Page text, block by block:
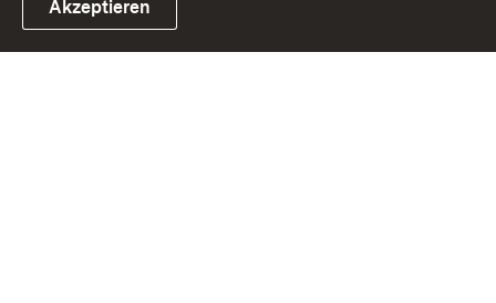
Link zum Landesportal
Akzeptieren